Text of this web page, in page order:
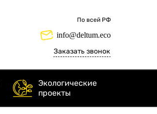
По всей РФ
info@deltum.eco
Заказать звонок
Экологические
проекты